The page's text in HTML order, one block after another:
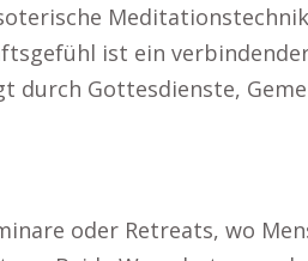
ist ein
durch Gottesdienste,
oder Retreats, wo